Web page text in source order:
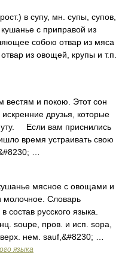
в супу, мн. супы, супов,
с приправой из
собою отвар из мяса
из овощей, крупы и т.п.
и покою. Этот сон
искренние друзья, которые
Если вам приснились
время устраивать свою
…
мясное с овощами и
молочное. Словарь
русского языка.
soupe, пров. и исп. sopa,
нем. sauf,&#8230; …
языка